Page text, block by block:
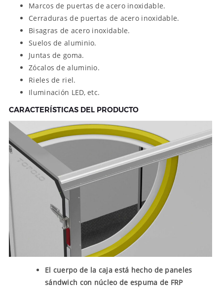
Marcos de puertas de acero inoxidable.
Cerraduras de puertas de acero inoxidable.
Bisagras de acero inoxidable.
Suelos de aluminio.
Juntas de goma.
Zócalos de aluminio.
Rieles de riel.
Iluminación LED, etc.
CARACTERÍSTICAS DEL PRODUCTO
El cuerpo de la caja está hecho de paneles
sándwich con núcleo de espuma de FRP